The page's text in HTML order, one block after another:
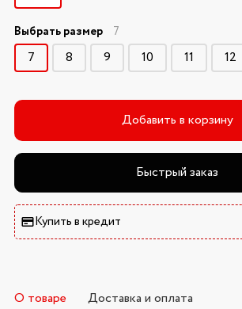
Выбрать размер 7
7 8 9 10 11 12
Добавить в корзину
Быстрый заказ
Купить в кредит
О товаре Доставка и оплата